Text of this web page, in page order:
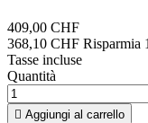
409,00 CHF
368,10 CHF Risparmia
Tasse incluse
Quantità
 Aggiungi al carrello